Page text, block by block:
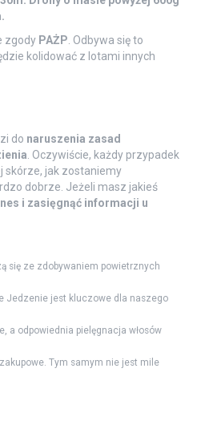
zgody PAŻP. Odbywa się to
kolidować z lotami innych
do naruszenia zasad
. Oczywiście, każdy przypadek
skórze, jak zostaniemy
dobrze. Jeżeli masz jakieś
i zasięgnąć informacji u
się ze zdobywaniem powietrznych
Jedzenie jest kluczowe dla naszego
a odpowiednia pielęgnacja włosów
Tym samym nie jest mile